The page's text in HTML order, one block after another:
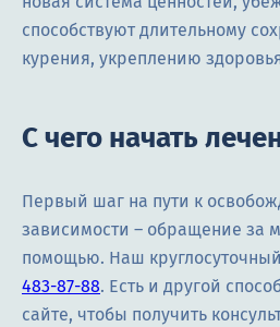
способствуют длительному
курения, укреплению
С чего начать
Первый шаг на пути к
зависимости – обращение за
помощью. Наш
483-87-88. Есть и другой
сайте, чтобы получить